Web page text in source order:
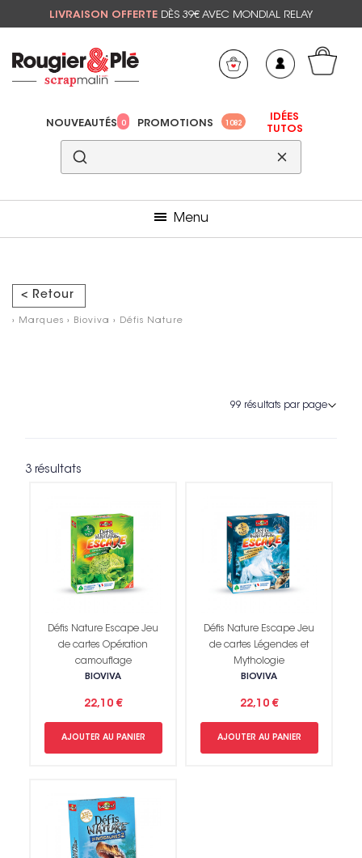
LIVRAISON OFFERTE DÈS 39€ AVEC MONDIAL RELAY
NOUVEAUTÉS 0 PROMOTIONS 1082
IDÉES
TUTOS
Menu
< Retour
› Marques › Bioviva › Défis Nature
3 résultats
Défis Nature Escape Jeu
de cartes Opération
camouflage
BIOVIVA
22,10 €
AJOUTER AU PANIER
Défis Nature Escape Jeu
de cartes Légendes et
Mythologie
BIOVIVA
22,10 €
AJOUTER AU PANIER